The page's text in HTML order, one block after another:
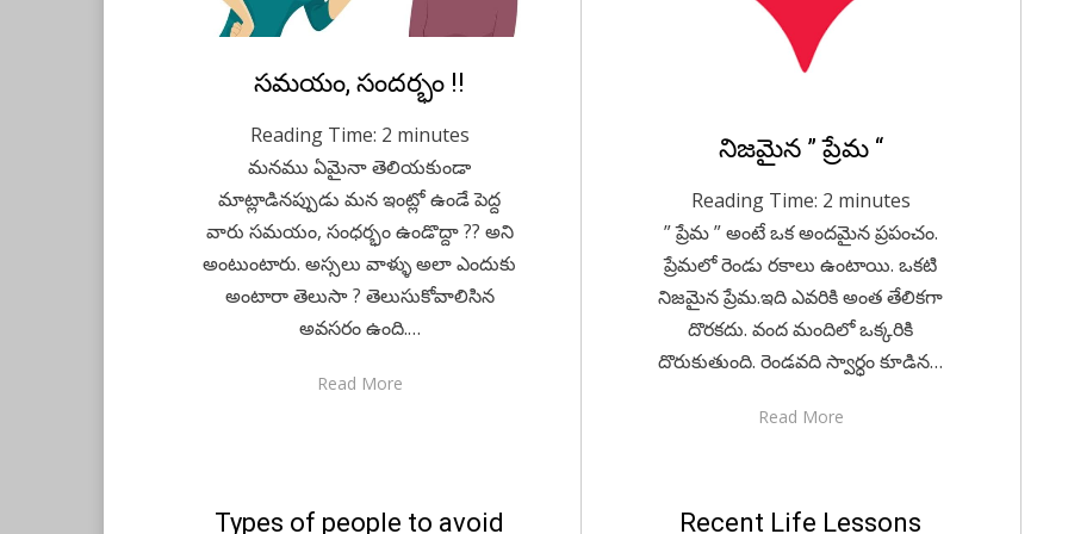
Posted
May 14, 2020
Telugu
సమయం, సందర్భం !!
Reading Time: 2 minutes
మనము ఏమైనా తెలియకుండా
మాట్లాడినప్పుడు మన ఇంట్లో ఉండే పెద్ద
వారు సమయం, సంధర్భం ఉండొద్దా ?? అని
అంటుంటారు. అస్సలు వాళ్ళు అలా ఎందుకు
అంటారా తెలుసా ? తెలుసుకోవాలిసిన
అవసరం ఉంది.…
Read More
PostedMay 14, 2020
Telugu
నిజమైన ” ప్రేమ “
Reading Time: 2 minutes
” ప్రేమ ” అంటే ఒక అందమైన ప్రపంచం.
ప్రేమలో రెండు రకాలు ఉంటాయి. ఒకటి
నిజమైన ప్రేమ.ఇది ఎవరికి అంత తేలికగా
దొరకదు. వంద మందిలో ఒక్కరికి
దొరుకుతుంది. రెండవది స్వార్ధం కూడిన…
Read More
PostedMay 5, 2020
English
Types of people to avoid
PostedApril 2, 2020
English
Recent Life Lessons